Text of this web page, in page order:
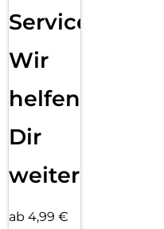
Service:
Wir
helfen
Dir
weiter
ab 4,99 €